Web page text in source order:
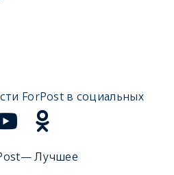
ForPost в социальных
Лучшее